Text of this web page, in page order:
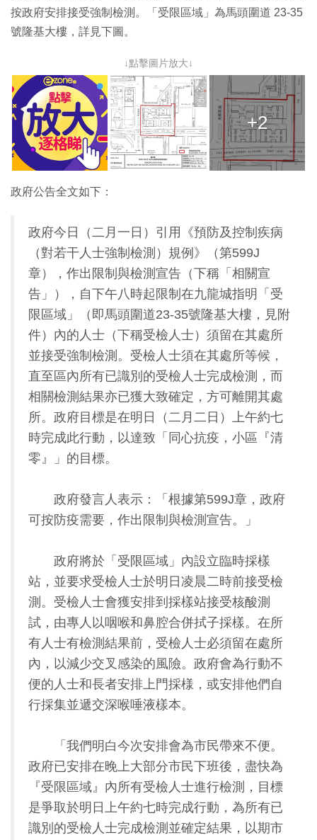
按政府安排接受強制檢測。「受限區域」為馬頭圍道 23-35
號隆基大樓，詳見下圖。
↓點擊圖片放大↓
+2
政府公告全文如下：
政府今日（二月一日）引用《預防及控制疾病
（對若干人士強制檢測）規例》（第599J
章），作出限制與檢測宣告（下稱「相關宣
告」），自下午八時起限制在九龍城指明「受
限區域」（即馬頭圍道23-35號隆基大樓，見附
件）內的人士（下稱受檢人士）須留在其處所
並接受強制檢測。受檢人士須在其處所等候，
直至區內所有已識別的受檢人士完成檢測，而
相關檢測結果亦已獲大致確定，方可離開其處
所。政府目標是在明日（二月二日）上午約七
時完成此行動，以達致「同心抗疫，小區『清
零』」的目標。
政府發言人表示：「根據第599J章，政府
可按防疫需要，作出限制與檢測宣告。」
政府將於「受限區域」內設立臨時採樣
站，並要求受檢人士於明日凌晨二時前接受檢
測。受檢人士會獲安排到採樣站接受核酸測
試，由專人以咽喉和鼻腔合併拭子採樣。在所
有人士有檢測結果前，受檢人士必須留在處所
內，以減少交叉感染的風險。政府會為行動不
便的人士和長者安排上門採様，或安排他們自
行採集並遞交深喉唾液樣本。
「我們明白今次安排會為市民帶來不便。
政府已安排在晚上大部分市民下班後，盡快為
『受限區域』內所有受檢人士進行檢測，目標
是爭取於明日上午約七時完成行動，為所有已
識別的受檢人士完成檢測並確定結果，以期市